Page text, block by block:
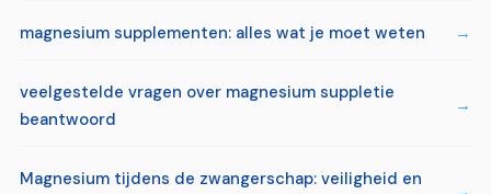
magnesium supplementen: alles wat je moet weten
veelgestelde vragen over magnesium suppletie
beantwoord
Magnesium tijdens de zwangerschap: veiligheid en